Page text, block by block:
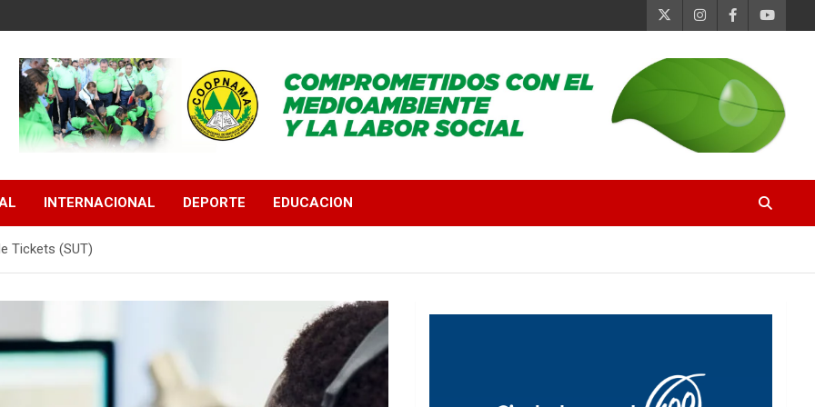
INTERNACIONAL DEPORTE EDUCACION
Tickets (SUT)